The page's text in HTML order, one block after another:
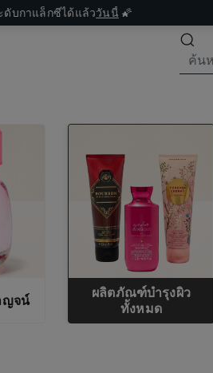
ดับกาแล็กซีได้แล้ววันนี้ 🌠
ญจน์
ผลิตภัณฑ์บำรุงผิว
ทั้งหมด